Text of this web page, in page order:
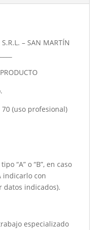
S.R.L. – SAN MARTÍN
70 (uso profesional)
“A” o “B”, en caso
indicarlo con
datos indicados).
especializado